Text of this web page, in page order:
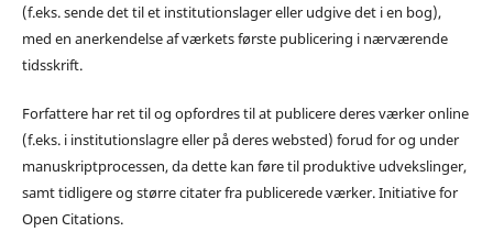
(f.eks. sende det til et institutionslager eller udgive det i en bog),
med en anerkendelse af værkets første publicering i nærværende
tidsskrift.
Forfattere har ret til og opfordres til at publicere deres værker online
(f.eks. i institutionslagre eller på deres websted) forud for og under
manuskriptprocessen, da dette kan føre til produktive udvekslinger,
samt tidligere og større citater fra publicerede værker. Initiative for
Open Citations.